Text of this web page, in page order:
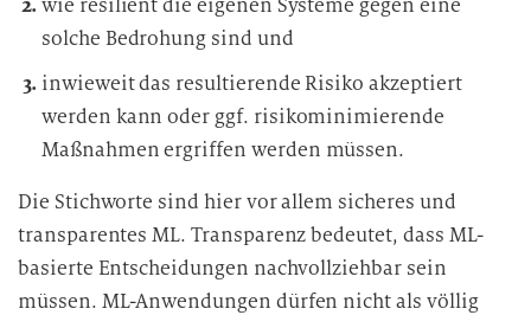
wie resilient die eigenen Systeme gegen eine
solche Bedrohung sind und
inwieweit das resultierende Risiko akzeptiert
werden kann oder ggf. risikominimierende
Maßnahmen ergriffen werden müssen.
Die Stichworte sind hier vor allem sicheres und
transparentes ML. Transparenz bedeutet, dass ML-
basierte Entscheidungen nachvollziehbar sein
müssen. ML-Anwendungen dürfen nicht als völlig